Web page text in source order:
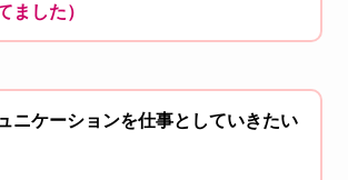
ました）
ニケーションを仕事としていきたい